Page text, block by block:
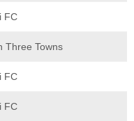
FC
Three Towns
FC
FC